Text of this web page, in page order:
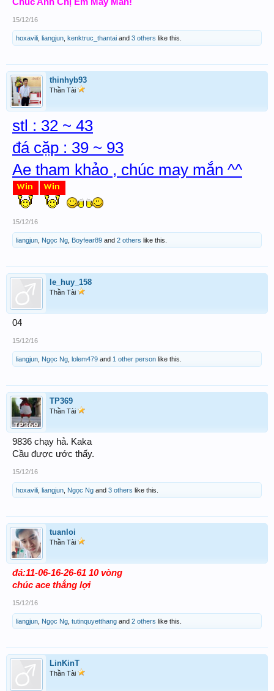
15/12/16
hoxavili liangjun kenktruc_thantai and 3 others like this.
thinhyb93
Thần Tài
stl : 32 ~ 43
đá cặp : 39 ~ 93
Ae tham khảo , chúc may mắn ^^
15/12/16
liangjun Ngọc Ng Boyfear89 and 2 others like this.
le_huy_158
Thần Tài
04
15/12/16
liangjun Ngọc Ng lolem479 and 1 other person like this.
TP369
Thần Tài
9836 chạy hả. Kaka
Cầu được ước thấy.
15/12/16
hoxavili liangjun Ngọc Ng and 3 others like this.
tuanloi
Thần Tài
đá:11-06-16-26-61 10 vòng
chúc ace thắng lợi
15/12/16
liangjun Ngọc Ng tutinquyetthang and 2 others like this.
LinKinT
Thần Tài